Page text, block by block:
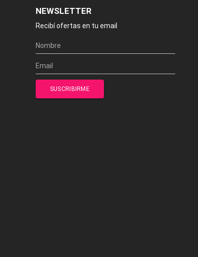
NEWSLETTER
Recibí ofertas en tu email